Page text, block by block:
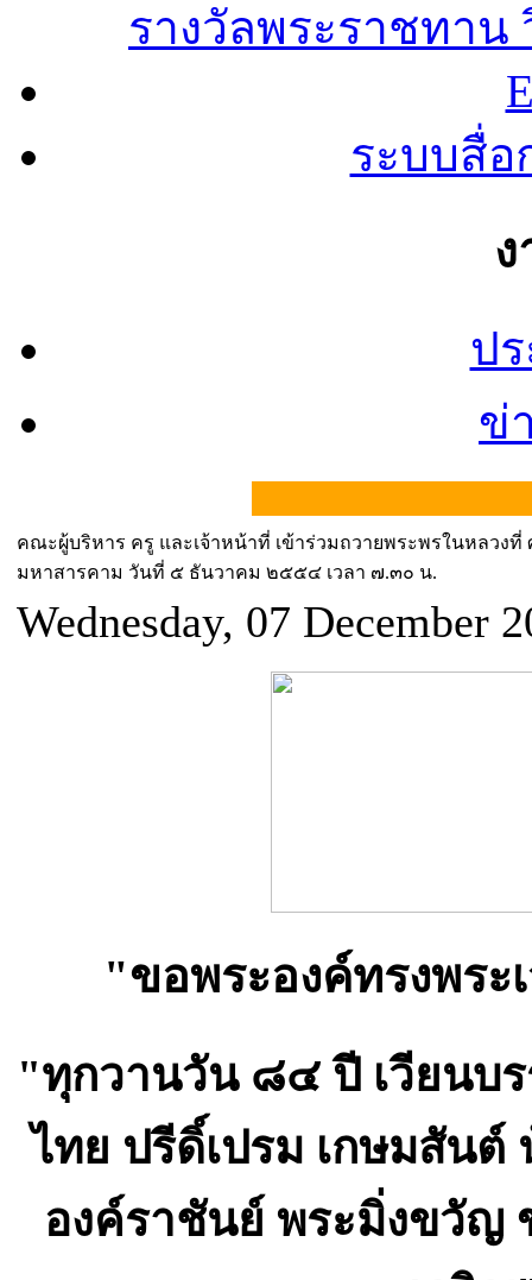
รางวัลพระราชทา
ระบบสื่อ
ป
ข่
คณะผู้บริหาร ครู และเจ้าหน้าที่ เข้าร่วมถวายพระพรในหลวงที่
มหาสารคาม วันที่ ๕ ธันวาคม ๒๕๕๔ เวลา ๗.๓๐ น.
Wednesday, 07 December
"ขอพระองค์ทรงพร
"ทุกวานวัน ๘๔ ปี เวียนบ
ไทย ปรีดิ์เปรม เกษมสัน
องค์ราชันย์ พระมิ่งขวัญ